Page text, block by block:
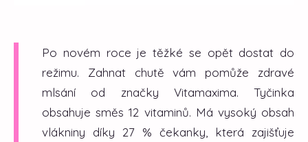
Po novém roce je těžké se opět dostat do
režimu. Zahnat chutě vám pomůže zdravé
mlsání od značky Vitamaxima. Tyčinka
obsahuje směs 12 vitaminů. Má vysoký obsah
vlákniny díky 27 % čekanky, která zajišťuje